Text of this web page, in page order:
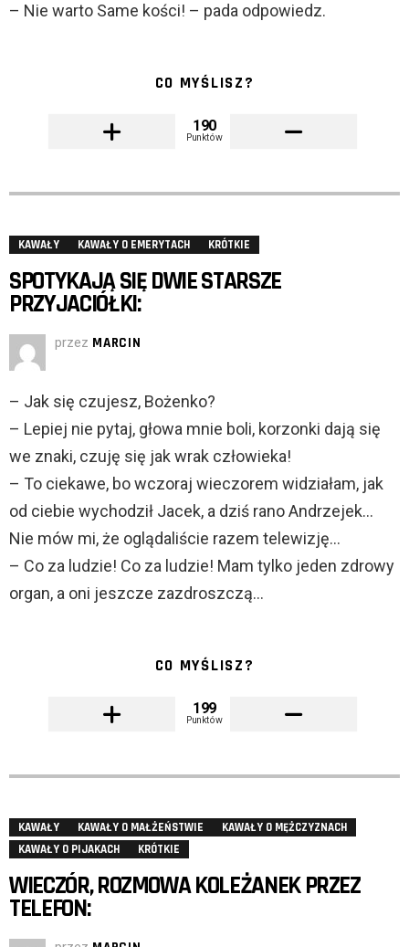
– Nie warto Same kości! – pada odpowiedz.
CO MYŚLISZ?
190
Punktów
KAWAŁY KAWAŁY O EMERYTACH KRÓTKIE
SPOTYKAJĄ SIĘ DWIE STARSZE
PRZYJACIÓŁKI:
przez MARCIN
– Jak się czujesz, Bożenko?
– Lepiej nie pytaj, głowa mnie boli, korzonki dają się
we znaki, czuję się jak wrak człowieka!
– To ciekawe, bo wczoraj wieczorem widziałam, jak
od ciebie wychodził Jacek, a dziś rano Andrzejek…
Nie mów mi, że oglądaliście razem telewizję…
– Co za ludzie! Co za ludzie! Mam tylko jeden zdrowy
organ, a oni jeszcze zazdroszczą…
CO MYŚLISZ?
199
Punktów
KAWAŁY KAWAŁY O MAŁŻEŃSTWIE
KAWAŁY O MĘŻCZYZNACH
KAWAŁY O PIJAKACH
KRÓTKIE
WIECZÓR, ROZMOWA KOLEŻANEK PRZEZ
TELEFON: